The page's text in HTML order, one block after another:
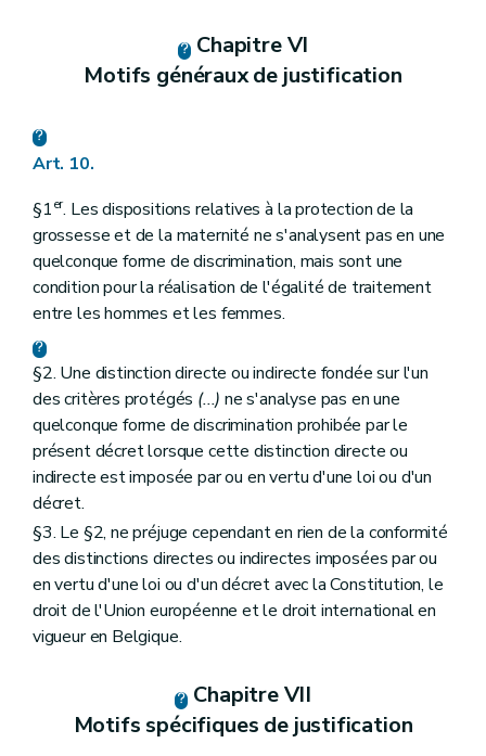
Chapitre VI
Motifs généraux de justification
Art. 10.
§1er. Les dispositions relatives à la protection de la
grossesse et de la maternité ne s'analysent pas en une
quelconque forme de discrimination, mais sont une
condition pour la réalisation de l'égalité de traitement
entre les hommes et les femmes.
§2. Une distinction directe ou indirecte fondée sur l'un
des critères protégés (...) ne s'analyse pas en une
quelconque forme de discrimination prohibée par le
présent décret lorsque cette distinction directe ou
indirecte est imposée par ou en vertu d'une loi ou d'un
décret.
§3. Le §2, ne préjuge cependant en rien de la conformité
des distinctions directes ou indirectes imposées par ou
en vertu d'une loi ou d'un décret avec la Constitution, le
droit de l'Union européenne et le droit international en
vigueur en Belgique.
Chapitre VII
Motifs spécifiques de justification